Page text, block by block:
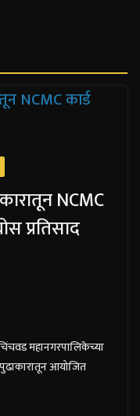
NCMC
प्रतिसाद
महानगरपालिकेच्या
आयोजित